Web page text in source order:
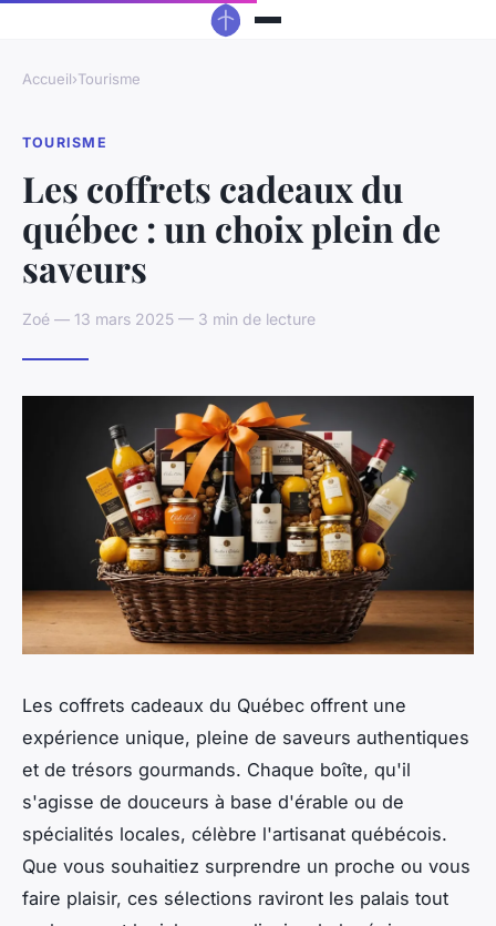
Accueil›Tourisme
TOURISME
Les coffrets cadeaux du
québec : un choix plein de
saveurs
Zoé — 13 mars 2025 — 3 min de lecture
Les coffrets cadeaux du Québec offrent une
expérience unique, pleine de saveurs authentiques
et de trésors gourmands. Chaque boîte, qu'il
s'agisse de douceurs à base d'érable ou de
spécialités locales, célèbre l'artisanat québécois.
Que vous souhaitiez surprendre un proche ou vous
faire plaisir, ces sélections raviront les palais tout